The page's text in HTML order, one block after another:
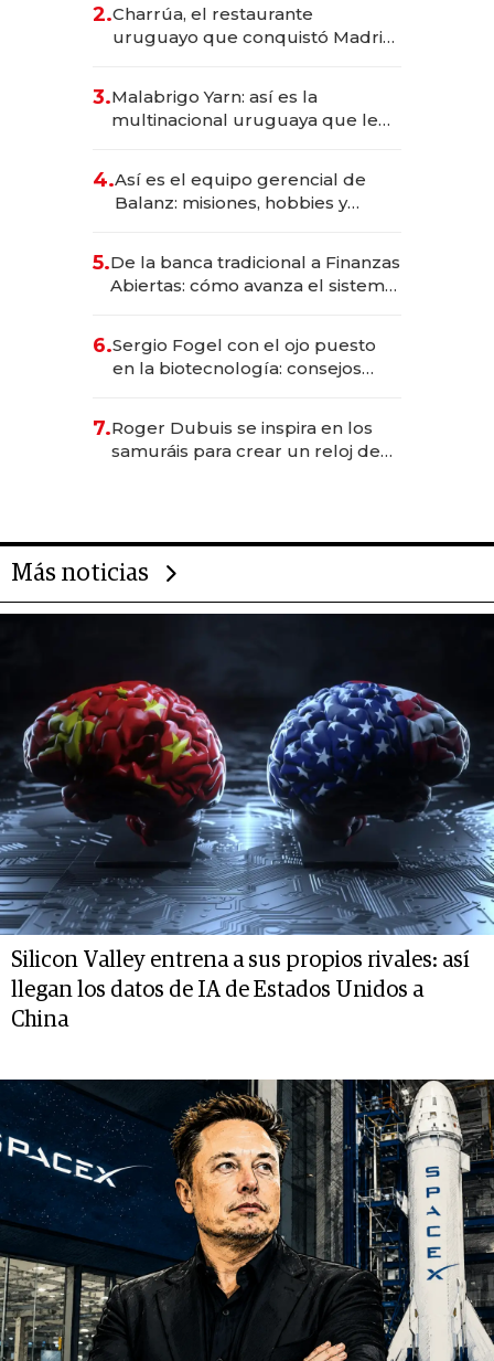
millones
2.Charrúa, el restaurante
uruguayo que conquistó Madrid:
anticipación y prepara apertura
3.Malabrigo Yarn: así es la
multinacional uruguaya que le
4.Así es el equipo gerencial de
Balanz: misiones, hobbies y
5.De la banca tradicional a Finanzas
Abiertas: cómo avanza el sistema
6.Sergio Fogel con el ojo puesto
en la biotecnología: consejos
rol de la IA
7.Roger Dubuis se inspira en los
samuráis para crear un reloj de
Más noticias
Silicon Valley entrena a sus propios rivales: así
llegan los datos de IA de Estados Unidos a
China